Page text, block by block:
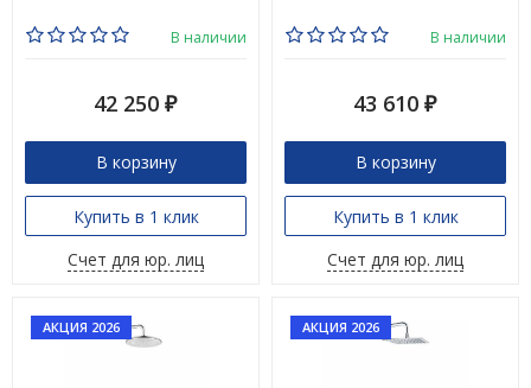
В наличии
42 250 ₽
В корзину
Купить в 1 клик
Счет для юр. лиц
В наличии
43 610 ₽
В корзину
Купить в 1 клик
Счет для юр. лиц
АКЦИЯ 2026 АКЦИЯ 2026